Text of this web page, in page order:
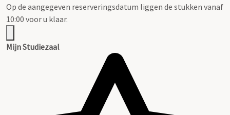
Op de aangegeven reserveringsdatum liggen de stukken vanaf
10:00 voor u klaar.
Mijn Studiezaal